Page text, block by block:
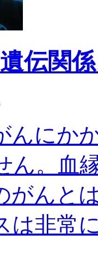
伝関
んにか
ん。血
がんと
は非常